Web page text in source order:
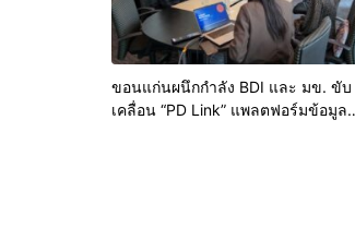
ขอนแก่นผนึกกำลัง BDI และ มข. ขับ
เคลื่อน “PD Link” แพลตฟอร์มข้อมูล